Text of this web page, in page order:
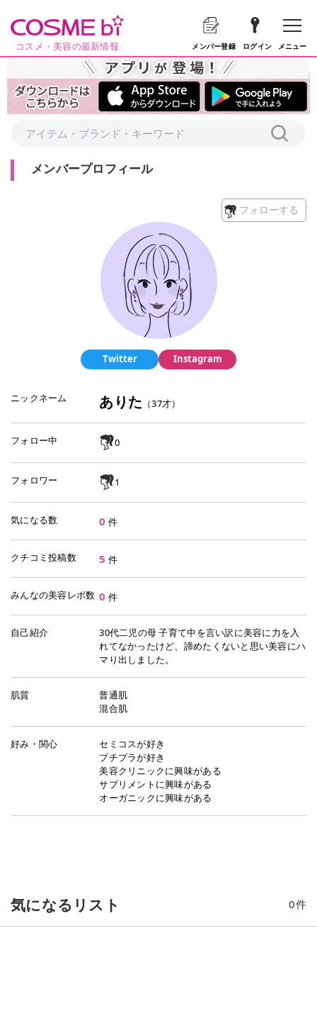
コスメ・美容の最新情報 メンバー登録 ログイン メニュー
メンバープロフィール
フォローする
Twitter Instagram
ニックネーム ありた （37才）
フォロー中 0
フォロワー 1
気になる数 0 件
クチコミ投稿数 5 件
みんなの美容レポ数 0 件
自己紹介
30代二児の母 子育て中を言い訳に美容に力を入
れてなかったけど、諦めたくないと思い美容にハ
マり出しました。
肌質
普通肌
混合肌
好み・関心
セミコスが好き
プチプラが好き
美容クリニックに興味がある
サプリメントに興味がある
オーガニックに興味がある
気になるリスト 0件